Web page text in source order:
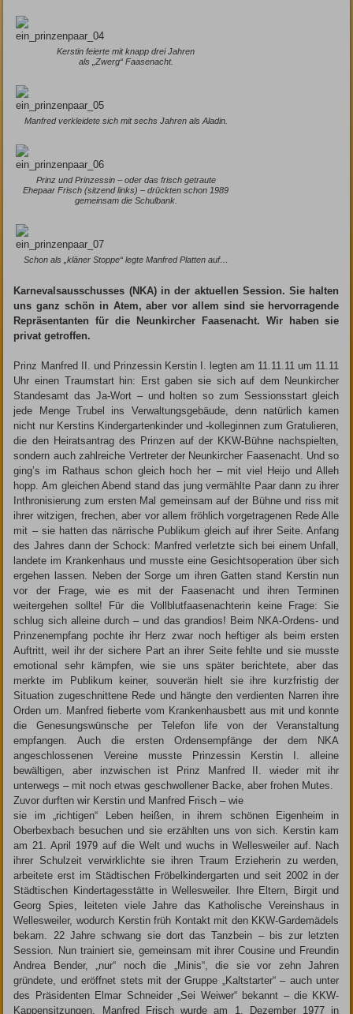
Kerstin feierte mit knapp drei Jahren
als „Zwerg“ Faasenacht.
Manfred verkleidete sich mit sechs Jahren als Aladin.
Prinz und Prinzessin – oder das frisch getraute
Ehepaar Frisch (sitzend links) – drückten schon 1989
gemeinsam die Schulbank.
Schon als „kläner Stoppe“ legte Manfred Platten auf…
Karnevalsausschusses (NKA) in der aktuellen Session. Sie halten
uns ganz schön in Atem, aber vor allem sind sie hervorragende
Repräsentanten für die Neunkircher Faasenacht. Wir haben sie
privat getroffen.
Prinz Manfred II. und Prinzessin Kerstin I. legten am 11.11.11 um 11.11
Uhr einen Traumstart hin: Erst gaben sie sich auf dem Neunkircher
Standesamt das Ja-Wort – und holten so zum Sessionsstart gleich
jede Menge Trubel ins Verwaltungsgebäude, denn natürlich kamen
nicht nur Kerstins Kindergartenkinder und -kolleginnen zum Gratulieren,
die den Heiratsantrag des Prinzen auf der KKW-Bühne nachspielten,
sondern auch zahlreiche Vertreter der Neunkircher Faasenacht. Und so
ging’s im Rathaus schon gleich hoch her – mit viel Heijo und Alleh
hopp. Am gleichen Abend stand das jung vermählte Paar dann zu ihrer
Inthronisierung zum ersten Mal gemeinsam auf der Bühne und riss mit
ihrer witzigen, frechen, aber vor allem fröhlich vorgetragenen Rede Alle
mit – sie hatten das närrische Publikum gleich auf ihrer Seite. Anfang
des Jahres dann der Schock: Manfred verletzte sich bei einem Unfall,
landete im Krankenhaus und musste eine Gesichtsoperation über sich
ergehen lassen. Neben der Sorge um ihren Gatten stand Kerstin nun
vor der Frage, wie es mit der Faasenacht und ihren Terminen
weitergehen sollte! Für die Vollblutfaasenachterin keine Frage: Sie
schlug sich alleine durch – und das grandios! Beim NKA-Ordens- und
Prinzenempfang pochte ihr Herz zwar noch heftiger als beim ersten
Auftritt, weil ihr der sichere Part an ihrer Seite fehlte und sie musste
emotional sehr kämpfen, wie sie uns später berichtete, aber das
merkte im Publikum keiner, souverän hielt sie ihre kurzfristig der
Situation zugeschnittene Rede und hängte den verdienten Narren ihre
Orden um. Manfred fieberte vom Krankenhausbett aus mit und konnte
die Genesungswünsche per Telefon life von der Veranstaltung
empfangen. Auch die ersten Ordensempfänge der dem NKA
angeschlossenen Vereine musste Prinzessin Kerstin I. alleine
bewältigen, aber inzwischen ist Prinz Manfred II. wieder mit ihr
unterwegs – mit noch etwas geschwollener Backe, aber frohen Mutes.
Zuvor durften wir Kerstin und Manfred Frisch – wie
sie im „richtigen“ Leben heißen, in ihrem schönen Eigenheim in
Oberbexbach besuchen und sie erzählten uns von sich. Kerstin kam
am 21. April 1979 auf die Welt und wuchs in Wellesweiler auf. Nach
ihrer Schulzeit verwirklichte sie ihren Traum Erzieherin zu werden,
arbeitete erst im Städtischen Fröbelkindergarten und seit 2002 in der
Städtischen Kindertagesstätte in Wellesweiler. Ihre Eltern, Birgit und
Georg Spies, leiteten viele Jahre das Katholische Vereinshaus in
Wellesweiler, wodurch Kerstin früh Kontakt mit den KKW-Gardemädels
bekam. 22 Jahre schwang sie dort das Tanzbein – bis zur letzten
Session. Nun trainiert sie, gemeinsam mit ihrer Cousine und Freundin
Andrea Bender, „nur“ noch die „Minis“, die sie vor zehn Jahren
gründete, und eröffnet stets mit der Gruppe „Kaltstarter“ – auch unter
des Präsidenten Elmar Schneider „Sei Weiwer“ bekannt – die KKW-
Kappensitzungen. Manfred Frisch wurde am 1. Dezember 1977 in